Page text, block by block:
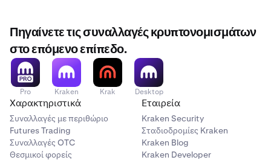
λογαριασμού Kraken για κάθε πελάτη.
- Ελέγξτε τις σημαντικές σημειώσεις και οδηγίες
2
Συνδεθείτε στο σύστημα online banking της
CitiBank.
Ανοίξτε το μενού
Payments & Transfers
Μεταφορές).
- Στη συνέχεια, επιλέξτε
Any External Account
Πηγαίνετε τις συναλλαγές κρυπτονομισμάτων
στο επόμενο επίπεδο.
Pro Kraken Krak Desktop
Χαρακτηριστικά
Συναλλαγές με περιθώριο
Futures Trading
Συναλλαγές OTC
Θεσμικοί φορείς
Εταιρεία
Kraken Security
Σταδιοδρομίες Kraken
Kraken Blog
Kraken Developer